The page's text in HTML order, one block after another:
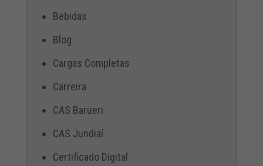
Bebidas
Blog
Cargas Completas
Carreira
CAS Barueri
CAS Jundiaí
Certificado Digital